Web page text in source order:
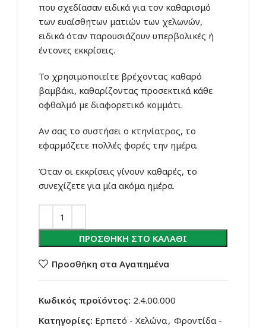
που σχεδίασαν ειδικά για τον καθαρισμό
των ευαίσθητων ματιών των χελωνών,
ειδικά όταν παρουσιάζουν υπερβολικές ή
έντονες εκκρίσεις.
Το χρησιμοποιείτε βρέχοντας καθαρό
βαμβάκι, καθαρίζοντας προσεκτικά κάθε
οφθαλμό με διαφορετικό κομμάτι.
Αν σας το συστήσει ο κτηνίατρος, το
εφαρμόζετε πολλές φορές την ημέρα.
Όταν οι εκκρίσεις γίνουν καθαρές, το
συνεχίζετε για μία ακόμα ημέρα.
ΠΡΟΣΘΉΚΗ ΣΤΟ ΚΑΛΆΘΙ
Προσθήκη στα Αγαπημένα
Κωδικός προϊόντος: 2.4.00.000
Κατηγορίες: Ερπετό - Χελώνα, Φροντίδα -